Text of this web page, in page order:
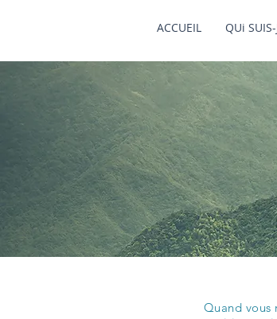
ACCUEIL QUi SUIS-
Quand vous